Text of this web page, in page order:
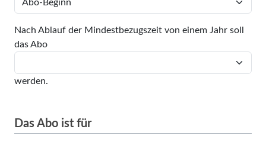
Nach Ablauf der Mindestbezugszeit von einem Jahr soll
das Abo
werden.
Das Abo ist für